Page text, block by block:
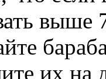
выше
их на